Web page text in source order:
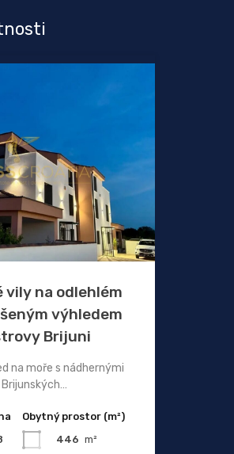
vily na odlehlém
výhledem
Brijuni
na moře s nádhernými
Obytný prostor (m²)
446 m²